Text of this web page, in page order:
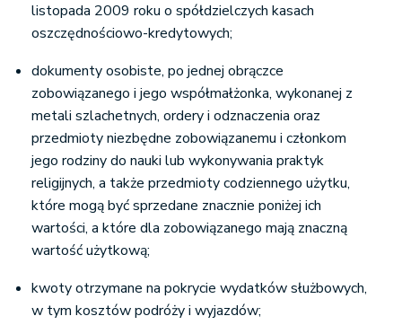
listopada 2009 roku o spółdzielczych kasach
oszczędnościowo-kredytowych;
dokumenty osobiste, po jednej obrączce
zobowiązanego i jego współmałżonka, wykonanej z
metali szlachetnych, ordery i odznaczenia oraz
przedmioty niezbędne zobowiązanemu i członkom
jego rodziny do nauki lub wykonywania praktyk
religijnych, a także przedmioty codziennego użytku,
które mogą być sprzedane znacznie poniżej ich
wartości, a które dla zobowiązanego mają znaczną
wartość użytkową;
kwoty otrzymane na pokrycie wydatków służbowych,
w tym kosztów podróży i wyjazdów;